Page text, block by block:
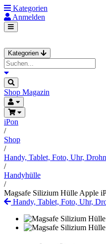
Kategorien
Anmelden
Kategorien
Shop Magazin
iPon
/
Shop
/
Handy, Tablet, Foto, Uhr,
/
Handyhülle
/
Magsafe Silizium Hülle Apple
Handy, Tablet, Foto, Uhr,